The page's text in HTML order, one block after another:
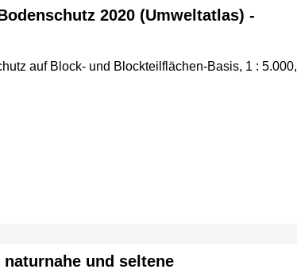
2020 (Umweltatlas) -
auf Block- und Blockteilflächen-Basis, 1 : 5.000,
und seltene